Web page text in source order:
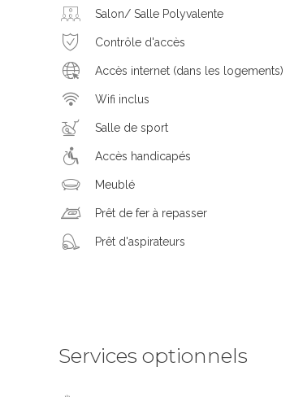
Salon/ Salle Polyvalente
Contrôle d'accès
Accès internet (dans les logements)
Wifi inclus
Salle de sport
Accès handicapés
Meublé
Prêt de fer à repasser
Prêt d'aspirateurs
Services optionnels